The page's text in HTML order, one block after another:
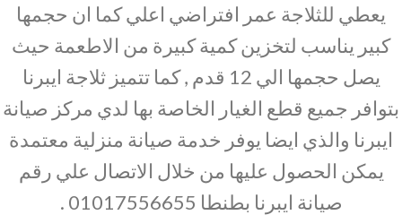
يعطي للثلاجة عمر افتراضي اعلي كما ان حجمها
كبير يناسب لتخزين كمية كبيرة من الاطعمة حيث
يصل حجمها الي 12 قدم , كما تتميز ثلاجة ايبرنا
بتوافر جميع قطع الغيار الخاصة بها لدي مركز صيانة
ايبرنا والذي ايضا يوفر خدمة صيانة منزلية معتمدة
يمكن الحصول عليها من خلال الاتصال علي رقم
صيانة ايبرنا بطنطا 01017556655 .